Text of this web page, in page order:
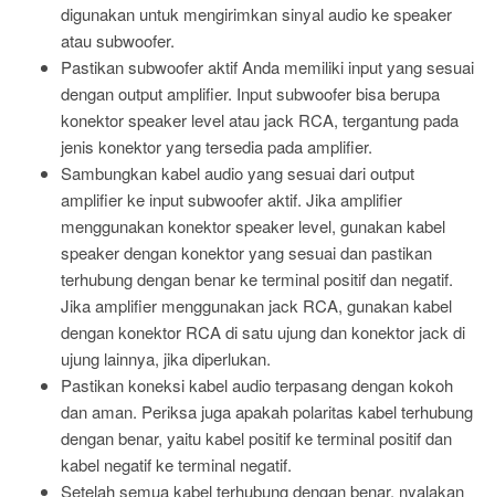
digunakan untuk mengirimkan sinyal audio ke speaker
atau subwoofer.
Pastikan subwoofer aktif Anda memiliki input yang sesuai
dengan output amplifier. Input subwoofer bisa berupa
konektor speaker level atau jack RCA, tergantung pada
jenis konektor yang tersedia pada amplifier.
Sambungkan kabel audio yang sesuai dari output
amplifier ke input subwoofer aktif. Jika amplifier
menggunakan konektor speaker level, gunakan kabel
speaker dengan konektor yang sesuai dan pastikan
terhubung dengan benar ke terminal positif dan negatif.
Jika amplifier menggunakan jack RCA, gunakan kabel
dengan konektor RCA di satu ujung dan konektor jack di
ujung lainnya, jika diperlukan.
Pastikan koneksi kabel audio terpasang dengan kokoh
dan aman. Periksa juga apakah polaritas kabel terhubung
dengan benar, yaitu kabel positif ke terminal positif dan
kabel negatif ke terminal negatif.
Setelah semua kabel terhubung dengan benar, nyalakan